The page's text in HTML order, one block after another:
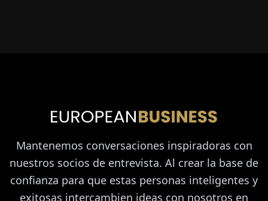
Mantenemos conversaciones inspiradoras con
nuestros socios de entrevista. Al crear la base de
confianza para que estas personas inteligentes y
exitosas intercambien ideas con nosotros en